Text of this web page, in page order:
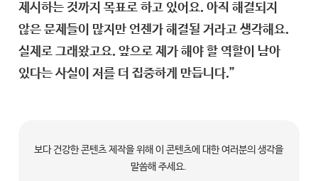
제시하는 것까지 목표로 하고 있어요. 아직 해결되지
않은 문제들이 많지만 언젠가 해결될 거라고 생각해요.
실제로 그래왔고요. 앞으로 제가 해야 할 역할이 남아
있다는 사실이 저를 더 집중하게 만듭니다.”
보다 건강한 콘텐츠 제작을 위해 이 콘텐츠에 대한 여러분의 생각을
말씀해 주세요.